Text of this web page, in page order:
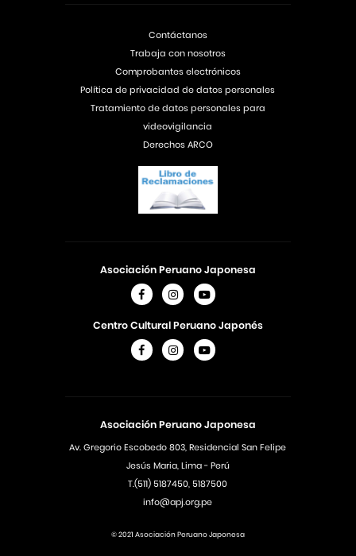
Asociación Peruano Japonesa
Av. Gregorio Escobedo 803, Residencial San Felipe
Jesús Maria, Lima - Perú
T.(511) 5187450, 5187500
info@apj.org.pe
Asociación Peruano Japonesa
Centro Cultural Peruano Japonés
Contáctanos
Trabaja con nosotros
Comprobantes electrónicos
Política de privacidad de datos personales
Tratamiento de datos personales para
videovigilancia
Derechos ARCO
© 2021 Asociación Peruano Japonesa